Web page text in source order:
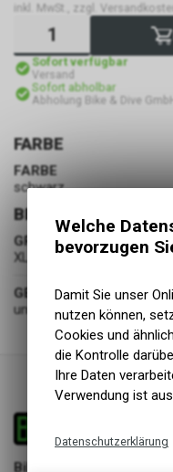
inkl. MwSt., zzgl.
Sofort verfügbar
Versand
Sofort abholbar
Abholung Bike & Dive
FARBE
FARBE
schwarz
BEKLEIDUNG
GRÖSSE
XL
GESCHLECHT
unisex
Bike & Dive GmbH
Welche
bevorzugen
Damit Sie unser
nutzen können,
Cookies und
die Kontrolle
Ihre Daten
Verwendung ist
Datenschutzerklärung